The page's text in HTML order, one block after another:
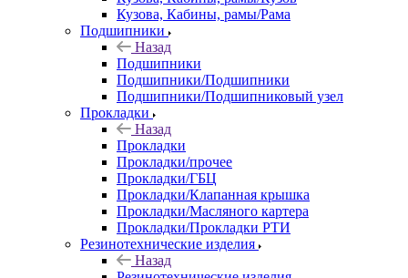
Кузова, Кабины, рамы/Рама
Подшипники
Назад
Подшипники
Подшипники/Подшипники
Подшипники/Подшипниковый узел
Прокладки
Назад
Прокладки
Прокладки/прочее
Прокладки/ГБЦ
Прокладки/Клапанная крышка
Прокладки/Масляного картера
Прокладки/Прокладки РТИ
Резинотехнические изделия
Назад